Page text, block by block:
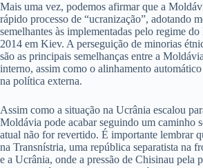
Mais uma vez, podemos afirmar que a
rápido processo de “ucranização”, adotando
semelhantes às implementadas pelo regime
2014 em Kiev. A perseguição de minorias
são as principais semelhanças entre a
interno, assim como o alinhamento
na política externa.
Assim como a situação na Ucrânia escalou
Moldávia pode acabar seguindo um caminho
atual não for revertido. É importante lembrar
na Transnístria, uma república separatista na
e a Ucrânia, onde a pressão de Chisinau pela